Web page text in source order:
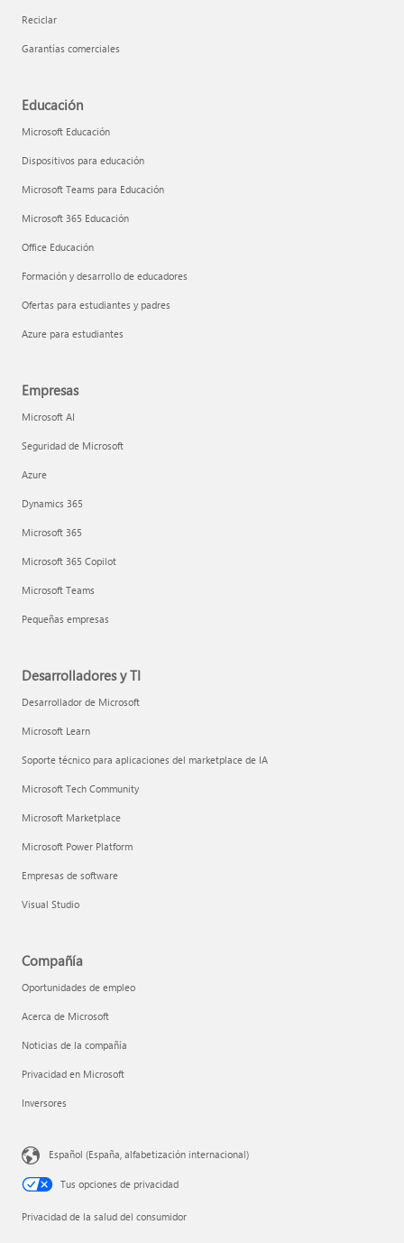
Reciclar
Garantías comerciales
Educación
Microsoft Educación
Dispositivos para educación
Microsoft Teams para Educación
Microsoft 365 Educación
Office Educación
Formación y desarrollo de educadores
Ofertas para estudiantes y padres
Azure para estudiantes
Empresas
Microsoft AI
Seguridad de Microsoft
Azure
Dynamics 365
Microsoft 365
Microsoft 365 Copilot
Microsoft Teams
Pequeñas empresas
Desarrolladores y TI
Desarrollador de Microsoft
Microsoft Learn
Soporte técnico para aplicaciones del marketplace de IA
Microsoft Tech Community
Microsoft Marketplace
Microsoft Power Platform
Empresas de software
Visual Studio
Compañía
Oportunidades de empleo
Acerca de Microsoft
Noticias de la compañía
Privacidad en Microsoft
Inversores
Español (España, alfabetización internacional)
Tus opciones de privacidad
Privacidad de la salud del consumidor